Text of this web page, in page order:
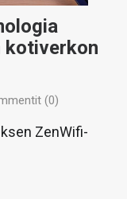
kotiverkon
(0)
ZenWifi-